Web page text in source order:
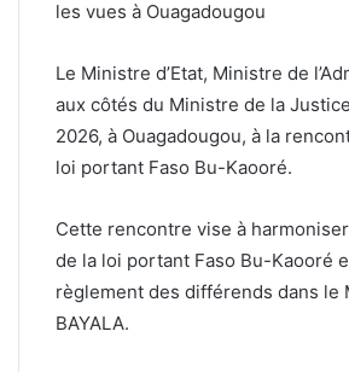
les vues à Ouagadougou
Le Ministre d’Etat, Ministre de
aux côtés du Ministre de la
2026, à Ouagadougou, à la
loi portant Faso Bu-Kaooré.
Cette rencontre vise à
de la loi portant Faso Bu-Kaooré
règlement des différends dans le
BAYALA.